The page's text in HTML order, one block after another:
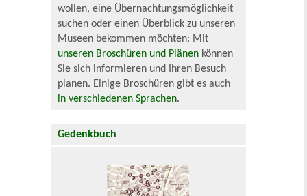
wollen, eine Übernachtungsmöglichkeit
suchen oder einen Überblick zu unseren
Museen bekommen möchten: Mit
unseren Broschüren und Plänen können
Sie sich informieren und Ihren Besuch
planen. Einige Broschüren gibt es auch
in verschiedenen Sprachen.
Gedenkbuch